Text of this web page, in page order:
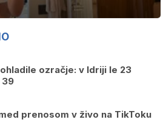
ozračje: v Idriji le 23
39
prenosom v živo na TikToku